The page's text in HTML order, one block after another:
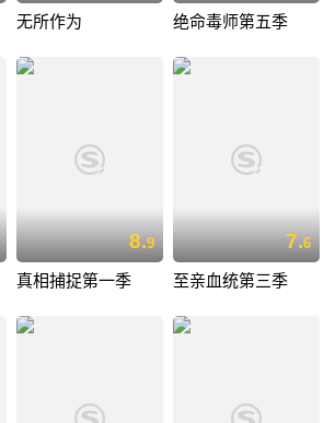
无所作为 绝命毒师第五季
8.9
真相捕捉第一季
7.6
至亲血统第三季